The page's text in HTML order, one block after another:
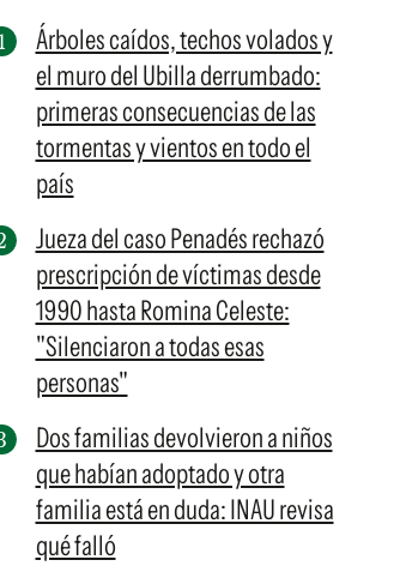
Suscribite x US$ 3,45
Árboles caídos, techos volados y
el muro del Ubilla derrumbado:
primeras consecuencias de las
tormentas y vientos en todo el
país
Jueza del caso Penadés rechazó
prescripción de víctimas desde
1990 hasta Romina Celeste:
"Silenciaron a todas esas
personas"
Dos familias devolvieron a niños
que habían adoptado y otra
familia está en duda: INAU revisa
qué falló